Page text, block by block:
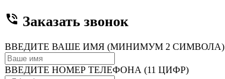
phone_in_talk Заказать звонок
ВВЕДИТЕ ВАШЕ ИМЯ (МИНИМУМ 2 СИМВОЛА)
ВВЕДИТЕ НОМЕР ТЕЛЕФОНА (11 ЦИФР)